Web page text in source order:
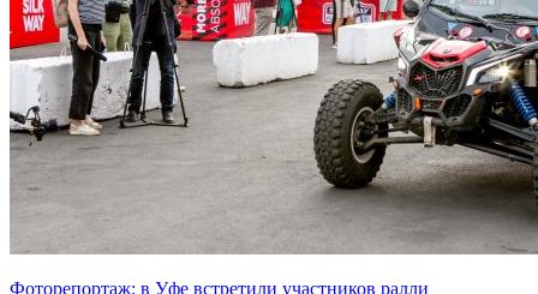
Фоторепортаж: в Уфе встретили участников ралли